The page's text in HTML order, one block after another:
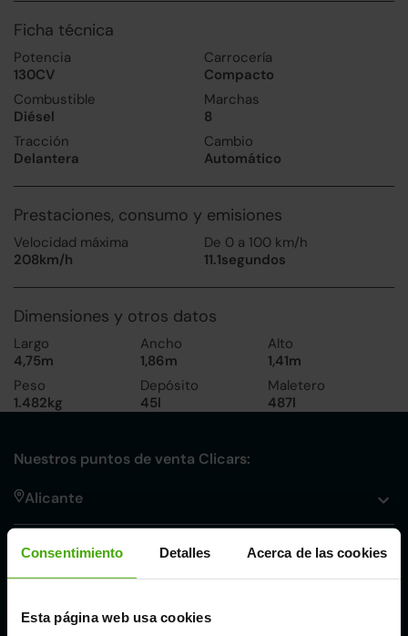
Consentimiento Detalles Acerca de las cookies
Esta página web usa cookies
Ficha técnica
Potencia
130CV
Carrocería
Compacto
Combustible
Diésel
Marchas
8
Tracción
Delantera
Cambio
Automático
Prestaciones, consumo y emisiones
Velocidad máxima
208km/h
De 0 a 100 km/h
11.1segundos
Dimensiones y otros datos
Largo
4,75m
Ancho
1,86m
Alto
1,41m
Peso
1.482kg
Depósito
45l
Maletero
487l
Nuestros puntos de venta Clicars:
Alicante
Córdoba
Madrid